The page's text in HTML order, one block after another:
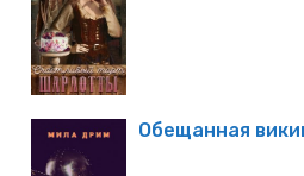
Обещанная